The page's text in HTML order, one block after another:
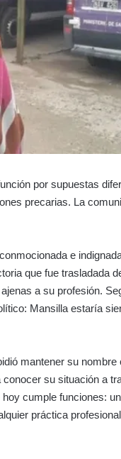
por supuestas
precarias. La
e
que fue trasladada
a su profesión.
Mansilla estaría
mantener su nombre
su situación a
cumple funciones:
práctica